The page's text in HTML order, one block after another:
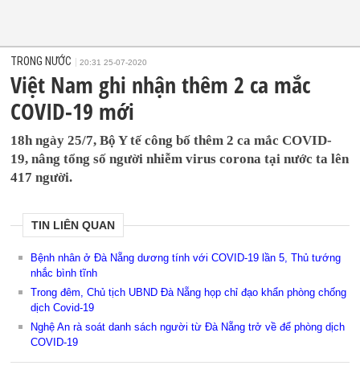
TRONG NƯỚC 20:31 25-07-2020
Việt Nam ghi nhận thêm 2 ca mắc
COVID-19 mới
18h ngày 25/7, Bộ Y tế công bố thêm 2 ca mắc COVID-
19, nâng tổng số người nhiễm virus corona tại nước ta lên
417 người.
TIN LIÊN QUAN
Bệnh nhân ở Đà Nẵng dương tính với COVID-19 lần 5, Thủ tướng
nhắc bình tĩnh
Trong đêm, Chủ tịch UBND Đà Nẵng họp chỉ đạo khẩn phòng chống
dịch Covid-19
Nghệ An rà soát danh sách người từ Đà Nẵng trở về để phòng dịch
COVID-19